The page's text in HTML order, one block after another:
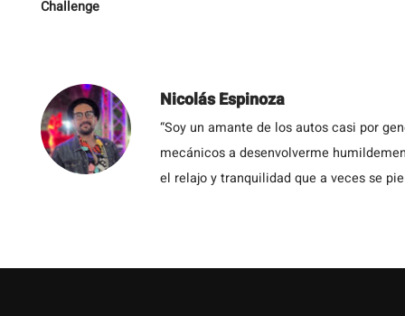
Challenge
Nicolás Espinoza
“Soy un amante de los autos casi por
mecánicos a desenvolverme
el relajo y tranquilidad que a veces se